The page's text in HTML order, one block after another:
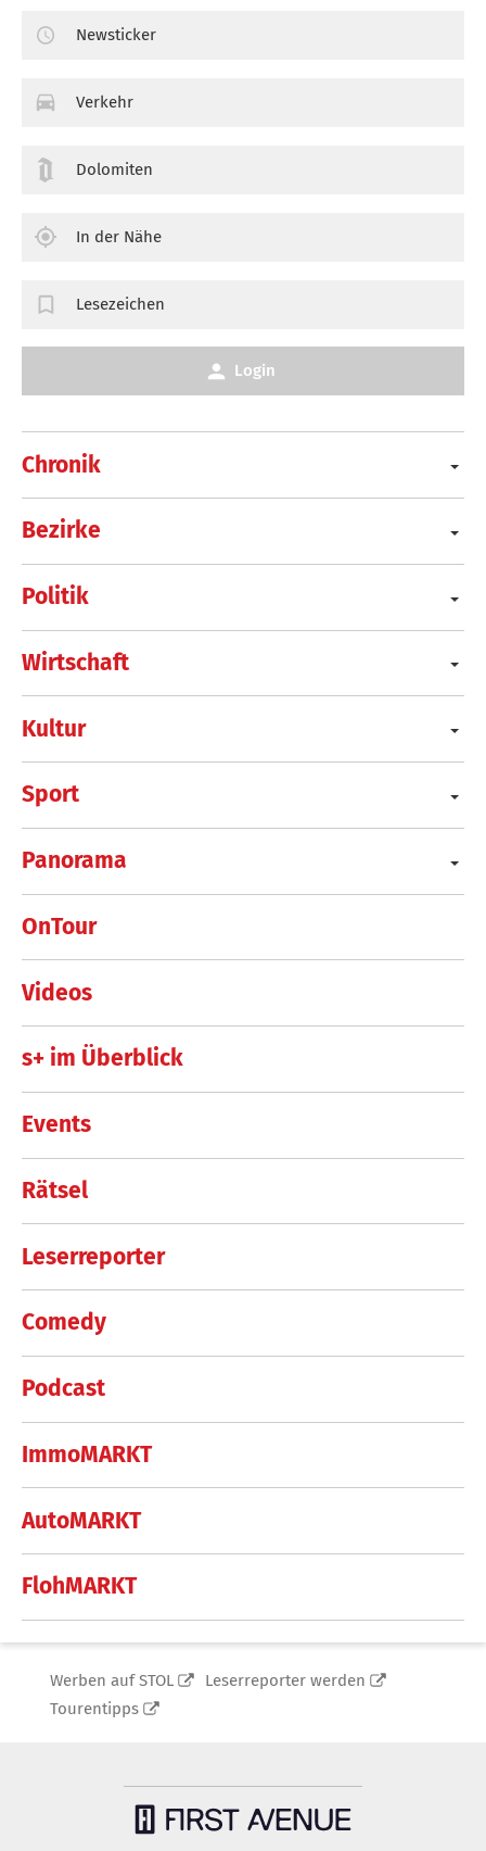
Chronik
Bezirke
Politik
Wirtschaft
Kultur
Sport
Panorama
OnTour
Videos
s+ im Überblick
Events
Rätsel
Leserreporter
Comedy
Podcast
ImmoMARKT
AutoMARKT
FlohMARKT
Newsticker
Verkehr
Dolomiten
In der Nähe
Lesezeichen
Login
Werben auf STOL
Leserreporter werden
Tourentipps